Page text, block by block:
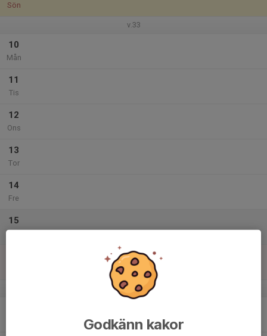
Sön
v.33
10
Mån
11
Tis
12
Ons
13
Tor
14
Fre
15
v.34
Godkänn kakor